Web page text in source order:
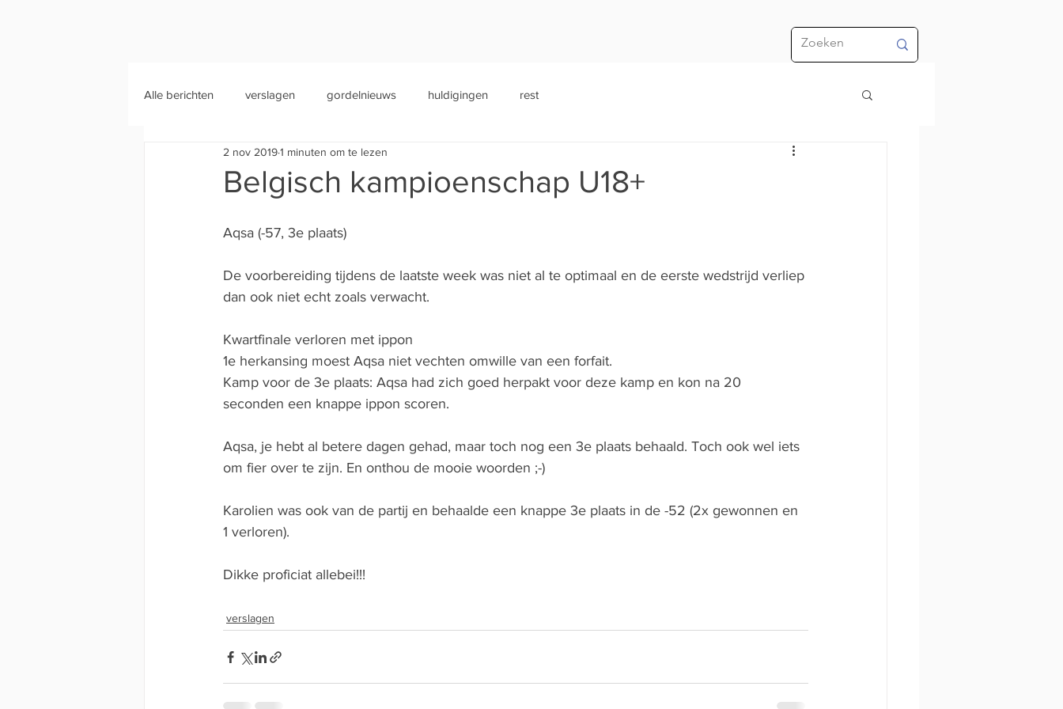
Alle berichten verslagen gordelnieuws huldigingen rest
Belgisch kampioenschap U18+
2 nov 20191 minuten om te lezen
Aqsa (-57, 3e plaats)
De voorbereiding tijdens de laatste week was niet al te optimaal en de eerste wedstrijd verliep
dan ook niet echt zoals verwacht.
Kwartfinale verloren met ippon
1e herkansing moest Aqsa niet vechten omwille van een forfait.
Kamp voor de 3e plaats: Aqsa had zich goed herpakt voor deze kamp en kon na 20
seconden een knappe ippon scoren.
Aqsa, je hebt al betere dagen gehad, maar toch nog een 3e plaats behaald. Toch ook wel iets
om fier over te zijn. En onthou de mooie woorden ;-)
Karolien was ook van de partij en behaalde een knappe 3e plaats in de -52 (2x gewonnen en
1 verloren).
Dikke proficiat allebei!!!
verslagen